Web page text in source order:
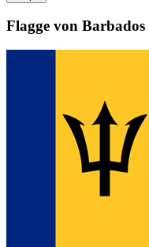
Flagge von Barbados